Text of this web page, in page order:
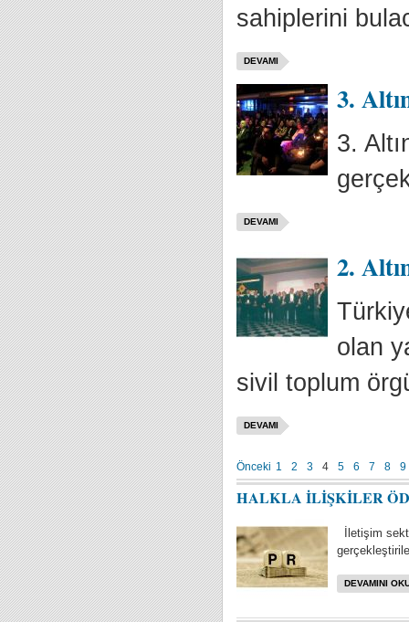
sahiplerini
DEVAMI
3.
3.
DEVAMI
2.
olan
sivil toplum
DEVAMI
Önceki 1 2 3 4 5 6 7 8 9
HALKLA İLİŞKİLER
İletişim
DEVAMINI